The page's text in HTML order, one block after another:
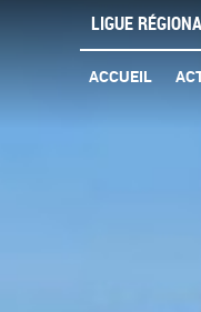
LIGUE
ACCUEIL